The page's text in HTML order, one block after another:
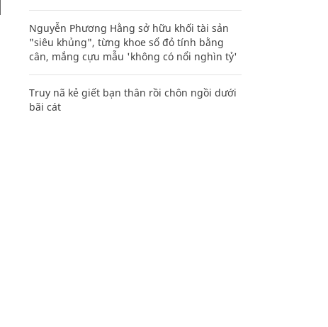
Nguyễn Phương Hằng sở hữu khối tài sản
"siêu khủng", từng khoe sổ đỏ tính bằng
cân, mắng cựu mẫu 'không có nổi nghìn tỷ'
Truy nã kẻ giết bạn thân rồi chôn ngồi dưới
bãi cát